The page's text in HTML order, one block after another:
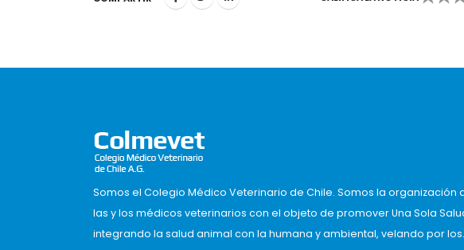
Somos el Colegio Médico Veterinario de Chile. Somos la organización
las y los médicos veterinarios con el objeto de promover Una Sola
integrando la salud animal con la humana y ambiental, velando por